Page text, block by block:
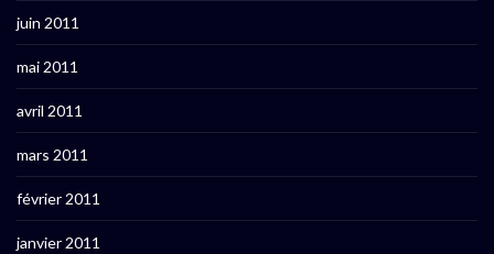
juin 2011
mai 2011
avril 2011
mars 2011
février 2011
janvier 2011